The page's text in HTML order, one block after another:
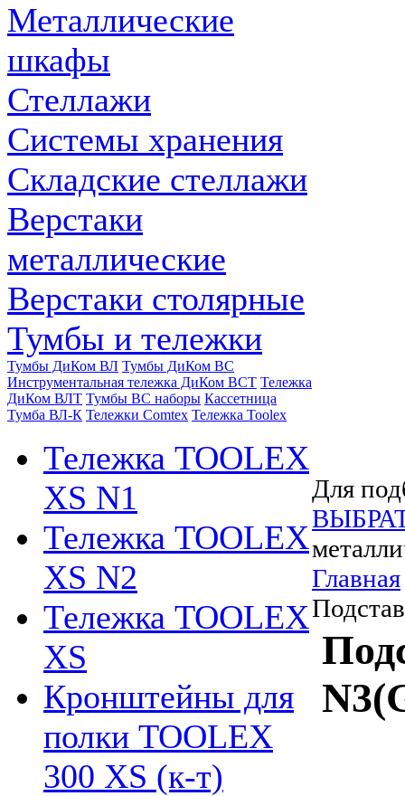
Металлические
шкафы
Стеллажи
Системы хранения
Складские стеллажи
Верстаки
металлические
Верстаки столярные
Тумбы и тележки
Тумбы ДиКом ВЛ Тумбы ДиКом ВС
Инструментальная тележка ДиКом ВСТ Тележка
ДиКом ВЛТ Тумбы ВС наборы Кассетница
Тумба ВЛ-К Тележки Comtex Тележка Toolex
Тележка TOOLEX
XS N1
Тележка TOOLEX
XS N2
Тележка TOOLEX
XS
Кронштейны для
полки TOOLEX
300 XS (к-т)
Для
Главная